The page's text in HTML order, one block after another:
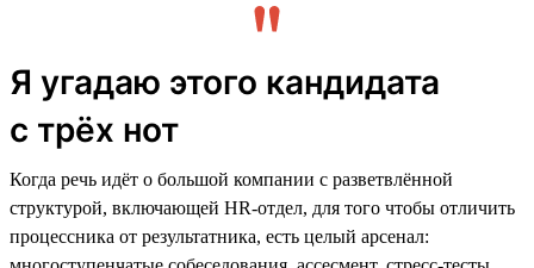
Я угадаю этого кандидата
с трёх нот
Когда речь идёт о большой компании с разветвлённой
структурой, включающей HR-отдел, для того чтобы отличить
процессника от результатника, есть целый арсенал: